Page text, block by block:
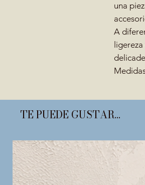
una
A
TE PUEDE GUSTAR...